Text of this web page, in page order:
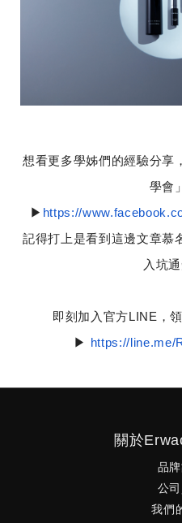
想看更多學姊們的經驗分享
學會
▶ https://
記得打上是看到這邊文章慕
入坑
即刻加入官方LINE，
▶
https://line.me/
關於
品
公
我們